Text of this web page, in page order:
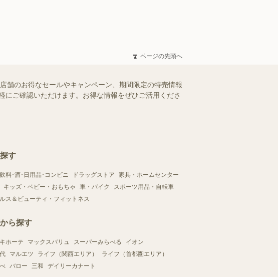
ページの先頭へ
舗のお得なセールやキャンペーン、期間限定の特売情報
ご確認いただけます。お得な情報をぜひご活用くださ
す
料･酒･日用品･コンビニ ドラッグストア
家具・ホームセンター
キッズ・ベビー・おもちゃ 車・バイク
スポーツ用品・自転車
ス＆ビューティ・フィットネス
ら探す
ホーテ マックスバリュ スーパーみらべる
イオン
マルエツ ライフ（関西エリア）
ライフ（首都圏エリア）
バロー 三和 デイリーカナート